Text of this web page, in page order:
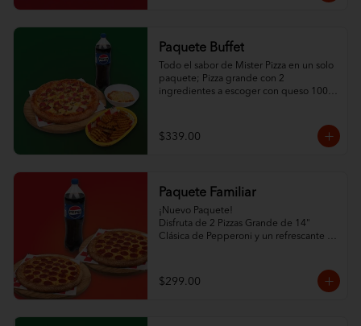
Paquete Buffet
Todo el sabor de Mister Pizza en un solo
paquete; Pizza grande con 2
ingredientes a escoger con queso 100%
criss cut horneadas y refresco de la
familia Pepsi de 1.5L.
$339.00
Paquete Familiar
¡Nuevo Paquete!
Disfruta de 2 Pizzas Grande de 14"
Clásica de Pepperoni y un refrescante
$299.00